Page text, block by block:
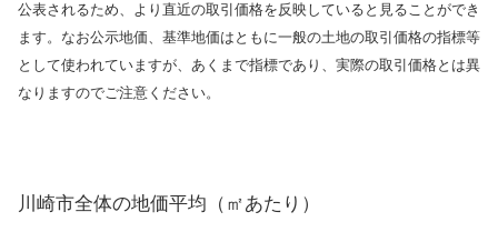
公表されるため、より直近の取引価格を反映していると見ることができ
ます。なお公示地価、基準地価はともに一般の土地の取引価格の指標等
として使われていますが、あくまで指標であり、実際の取引価格とは異
なりますのでご注意ください。
川崎市全体の地価平均（㎡あたり）